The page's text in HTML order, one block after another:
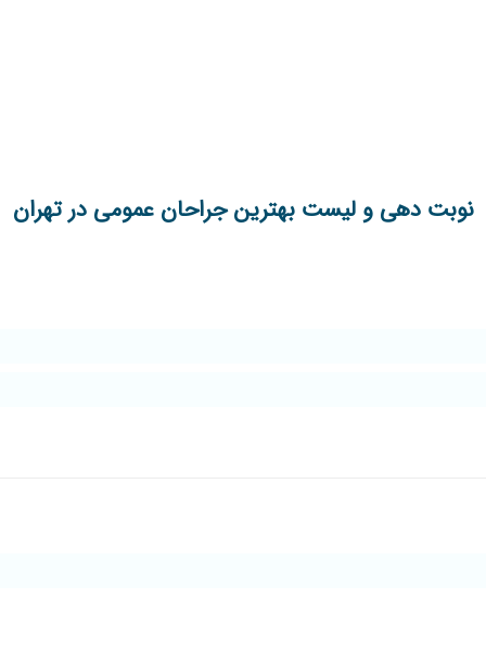
نوبت دهی و لیست بهترین جراحان عمومی در تهران